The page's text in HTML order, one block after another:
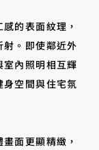
的表面紋理，
。即使鄰近外
內照明相互輝
空間與住宅氛
面更顯精緻，